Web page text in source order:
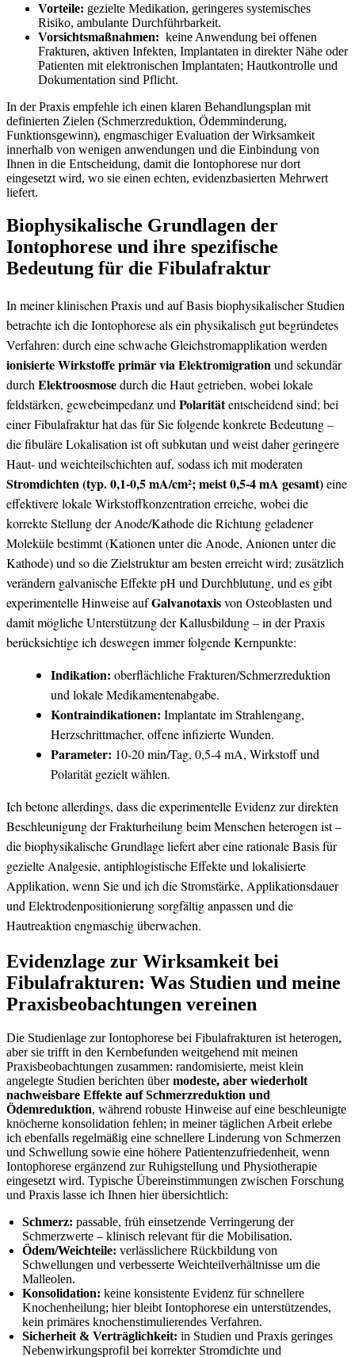
Vorteile: ⁣gezielte Medikation, geringeres systemisches
Risiko,​ ambulante Durchführbarkeit.
Vorsichtsmaßnahmen: ‌ keine Anwendung bei offenen
Frakturen, aktiven Infekten, Implantaten in direkter Nähe oder⁤
Patienten mit‌ elektronischen Implantaten;​ Hautkontrolle und
Dokumentation ‌sind Pflicht.
In der Praxis empfehle ich ​einen klaren Behandlungsplan mit
definierten Zielen (Schmerzreduktion, Ödemminderung,
Funktionsgewinn), ‍engmaschiger​ Evaluation der Wirksamkeit⁤
innerhalb von wenigen anwendungen und⁢ die Einbindung von
Ihnen in ⁣die Entscheidung, ⁢damit die Iontophorese nur dort
‌eingesetzt wird, wo ⁣sie einen echten, evidenzbasierten ⁢Mehrwert
liefert.
Biophysikalische Grundlagen der
Iontophorese⁤ und ihre spezifische
Bedeutung für‌ die Fibulafraktur
In​ meiner klinischen Praxis und auf Basis biophysikalischer Studien⁢
betrachte ich die Iontophorese‌ als⁢ ein physikalisch gut begründetes
Verfahren: durch​ eine schwache Gleichstromapplikation werden
ionisierte Wirkstoffe primär via Elektromigrationund sekundär
durchElektroosmosedurch die Haut getrieben,⁣ wobei lokale
feldstärken, gewebeimpedanz undPolaritätentscheidend ⁢sind; bei
einer Fibulafraktur hat das für Sie‍ folgende konkrete Bedeutung –
die fibuläre Lokalisation ist oft subkutan und weist daher geringere
Haut-⁢ und⁤ weichteilschichten​ auf, sodass ich mit moderaten⁢
Stromdichten (typ.⁢ 0,1-0,5 mA/cm²; meist ⁢0,5-4 ⁢mA‌ gesamt)eine
effektivere lokale Wirkstoffkonzentration erreiche, wobei‌ die
korrekte Stellung der Anode/Kathode die Richtung geladener
Moleküle ‍bestimmt (Kationen unter die Anode,​ Anionen unter die
Kathode) und so die Zielstruktur am besten erreicht wird; ‍zusätzlich‌
verändern galvanische Effekte pH und Durchblutung, und es⁣ gibt
experimentelle​ Hinweise aufGalvanotaxis‍von Osteoblasten und
damit mögliche Unterstützung ‌der Kallusbildung – in der Praxis
berücksichtige ich deswegen immer folgende Kernpunkte:
Indikation: oberflächliche​ Frakturen/Schmerzreduktion
und lokale ⁤Medikamentenabgabe.
Kontraindikationen: ⁣Implantate im⁢ Strahlengang,
‍Herzschrittmacher, offene​ infizierte Wunden.
Parameter: 10-20‌ min/Tag, 0,5-4 mA,​ Wirkstoff und
Polarität gezielt⁢ wählen.
Ich betone allerdings, ‌dass die⁤ experimentelle Evidenz zur direkten
Beschleunigung der Frakturheilung beim Menschen heterogen ist –
die biophysikalische Grundlage ‍liefert aber ⁤eine rationale‍ Basis für
gezielte Analgesie, antiphlogistische Effekte und lokalisierte
Applikation, wenn Sie und⁢ ich die Stromstärke, Applikationsdauer ​
und Elektrodenpositionierung sorgfältig anpassen und die
Hautreaktion engmaschig ⁢überwachen.
Evidenzlage zur Wirksamkeit bei
Fibulafrakturen:​ Was ⁢Studien und meine
Praxisbeobachtungen vereinen
Die Studienlage ⁤zur Iontophorese​ bei Fibulafrakturen ‌ist heterogen,⁣
aber sie trifft in den Kernbefunden weitgehend mit meinen​
Praxisbeobachtungen​ zusammen: ⁣randomisierte, ⁢meist klein
angelegte Studien berichten übermodeste, ⁤aber ‌wiederholt‍
nachweisbare‌ Effekte auf Schmerzreduktion und
Ödemreduktion,‍ während robuste Hinweise auf‍ eine beschleunigte
knöcherne konsolidation ⁢fehlen; in meiner täglichen Arbeit⁣ erlebe
ich ebenfalls regelmäßig eine schnellere Linderung von ‍Schmerzen
und Schwellung sowie eine höhere Patientenzufriedenheit, wenn
Iontophorese ergänzend zur Ruhigstellung und Physiotherapie
eingesetzt wird. ‌Typische Übereinstimmungen zwischen Forschung‍
und Praxis lasse ich Ihnen hier übersichtlich:
Schmerz: pas­sable, früh einsetzende Verringerung ⁤der
Schmerzwerte – klinisch⁤ relevant​ für die Mobilisation.
Ödem/Weichteile: verlässlichere‌ Rückbildung von
Schwellungen und verbesserte ⁢Weichteilverhältnisse um die‍
Malleolen.
Konsolidation: keine konsistente Evidenz ⁤für schnellere
Knochenheilung; hier bleibt Iontophorese ein unterstützendes,
kein primäres knochenstimulierendes‌ Verfahren.
Sicherheit & Verträglichkeit: in Studien und Praxis geringes
Nebenwirkungsprofil bei korrekter Stromdichte und⁤